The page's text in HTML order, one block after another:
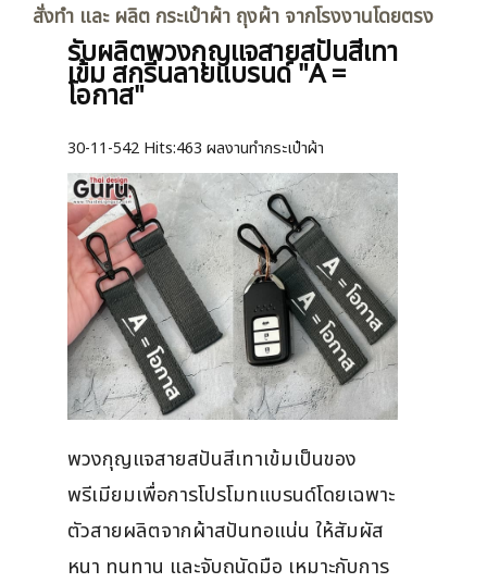
สั่งทำ และ ผลิต กระเป๋าผ้า ถุงผ้า จากโรงงานโดยตรง
รับผลิตพวงกุญแจสายสปันสีเทา
เข้ม สกรีนลายแบรนด์ "A =
โอกาส"
30-11-542 Hits:463 ผลงานทำกระเป๋าผ้า
พวงกุญแจสายสปันสีเทาเข้มเป็นของ
พรีเมียมเพื่อการโปรโมทแบรนด์โดยเฉพาะ
ตัวสายผลิตจากผ้าสปันทอแน่น ให้สัมผัส
หนา ทนทาน และจับถนัดมือ เหมาะกับการ